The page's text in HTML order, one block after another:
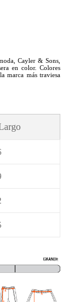
Cayler & Sons,
en color. Colores
marca más traviesa